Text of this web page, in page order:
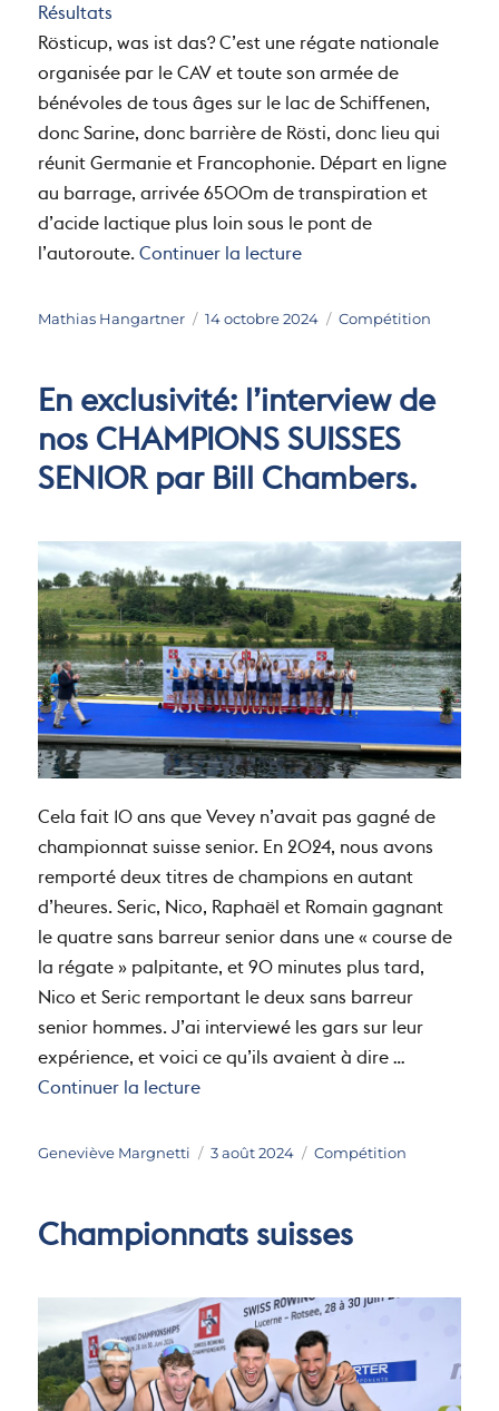
Résultats
Rösticup, was ist das? C’est une régate nationale
organisée par le CAV et toute son armée de
bénévoles de tous âges sur le lac de Schiffenen,
donc Sarine, donc barrière de Rösti, donc lieu qui
réunit Germanie et Francophonie. Départ en ligne
au barrage, arrivée 6500m de transpiration et
d’acide lactique plus loin sous le pont de
l’autoroute.Continuer la lecturede « Rösticup 2024 »
Auteur
Mathias Hangartner
Publié
14 octobre 2024 Catégories
Compétition
En exclusivité: l’interview de
nos CHAMPIONS SUISSES
SENIOR par Bill Chambers.
Cela fait 10 ans que Vevey n’avait pas gagné de
championnat suisse senior. En 2024, nous avons
remporté deux titres de champions en autant
d’heures. Seric, Nico, Raphaël et Romain gagnant
le quatre sans barreur senior dans une « course de
la régate » palpitante, et 90 minutes plus tard,
Nico et Seric remportant le deux sans barreur
senior hommes. J’ai interviewé les gars sur leur
expérience, et voici ce qu’ils avaient à dire …
Continuer la lecturede « En exclusivité: l’interview de
Auteur
Geneviève Margnetti
Publié
3 août 2024 Catégories
Compétition
Championnats suisses